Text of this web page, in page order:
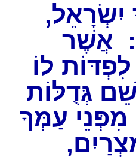
יִשְׂרָאֵל,
אֲשֶׁר
לִפְדּוֹת לוֹ
גְּדֻלּוֹת
מִפְּנֵי עַמְּךָ